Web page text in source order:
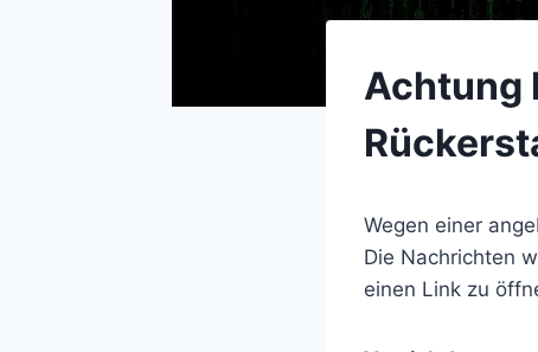
Achtung
Wegen einer
Die Nachrichten
einen Link zu